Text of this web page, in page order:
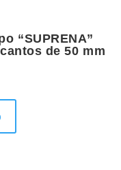
“SUPRENA”
de 50 mm